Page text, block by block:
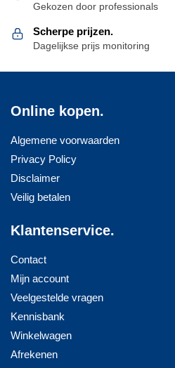
Gekozen door professionals
Scherpe prijzen.
Dagelijkse prijs monitoring
Online kopen.
Algemene voorwaarden
Privacy Policy
Disclaimer
Veilig betalen
Klantenservice.
Contact
Mijn account
Veelgestelde vragen
Kennisbank
Winkelwagen
Afrekenen